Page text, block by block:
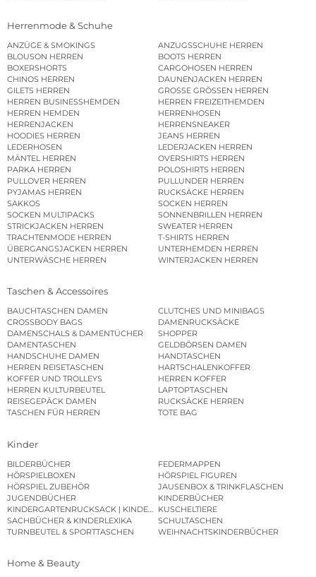
Herrenmode & Schuhe
ANZÜGE & SMOKINGS
ANZUGSSCHUHE HERREN
BLOUSON HERREN
BOOTS HERREN
BOXERSHORTS
CARGOHOSEN HERREN
CHINOS HERREN
DAUNENJACKEN HERREN
GILETS HERREN
GROSSE GRÖSSEN HERREN
HERREN BUSINESSHEMDEN
HERREN FREIZEITHEMDEN
HERREN HEMDEN
HERRENHOSEN
HERRENJACKEN
HERRENSNEAKER
HOODIES HERREN
JEANS HERREN
LEDERHOSEN
LEDERJACKEN HERREN
MÄNTEL HERREN
OVERSHIRTS HERREN
PARKA HERREN
POLOSHIRTS HERREN
PULLOVER HERREN
PULLUNDER HERREN
PYJAMAS HERREN
RUCKSÄCKE HERREN
SAKKOS
SOCKEN HERREN
SOCKEN MULTIPACKS
SONNENBRILLEN HERREN
STRICKJACKEN HERREN
SWEATER HERREN
TRACHTENMODE HERREN
T-SHIRTS HERREN
ÜBERGANGSJACKEN HERREN
UNTERHEMDEN HERREN
UNTERWÄSCHE HERREN
WINTERJACKEN HERREN
Taschen & Accessoires
BAUCHTASCHEN DAMEN
CLUTCHES UND MINIBAGS
CROSSBODY BAGS
DAMENRUCKSÄCKE
DAMENSCHALS & DAMENTÜCHER
SHOPPER
DAMENTASCHEN
GELDBÖRSEN DAMEN
HANDSCHUHE DAMEN
HANDTASCHEN
HERREN REISETASCHEN
HARTSCHALENKOFFER
KOFFER UND TROLLEYS
HERREN KOFFER
HERREN KULTURBEUTEL
LAPTOPTASCHEN
REISEGEPÄCK DAMEN
RUCKSÄCKE HERREN
TASCHEN FÜR HERREN
TOTE BAG
Kinder
BILDERBÜCHER
FEDERMAPPEN
HÖRSPIELBOXEN
HÖRSPIEL FIGUREN
HÖRSPIEL ZUBEHÖR
JAUSENBOX & TRINKFLASCHEN
JUGENDBÜCHER
KINDERBÜCHER
KINDERGARTENRUCKSACK | KINDERGARTENBEUTEL
KUSCHELTIERE
SACHBÜCHER & KINDERLEXIKA
SCHULTASCHEN
TURNBEUTEL & SPORTTASCHEN
WEIHNACHTSKINDERBÜCHER
Home & Beauty